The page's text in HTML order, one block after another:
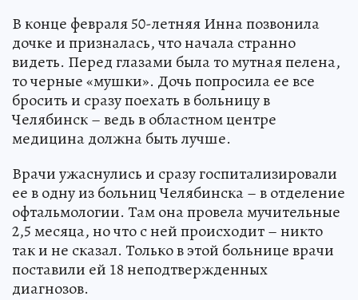
В конце февраля 50-летняя Инна позвонила
дочке и призналась, что начала странно
видеть. Перед глазами была то мутная пелена,
то черные «мушки». Дочь попросила ее все
бросить и сразу поехать в больницу в
Челябинск – ведь в областном центре
медицина должна быть лучше.
Врачи ужаснулись и сразу госпитализировали
ее в одну из больниц Челябинска – в отделение
офтальмологии. Там она провела мучительные
2,5 месяца, но что с ней происходит – никто
так и не сказал. Только в этой больнице врачи
поставили ей 18 неподтвержденных
диагнозов.